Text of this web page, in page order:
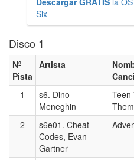
Six
Disco 1
Nº
Pista
Artista
1
s6. Dino
Meneghin
Teen
2
s6e01. Cheat
Codes, Evan
Gartner